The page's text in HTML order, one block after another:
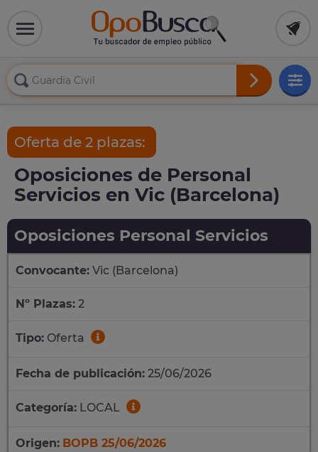
Oferta de 2 plazas:
Oposiciones de Personal
Servicios en Vic (Barcelona)
Oposiciones Personal Servicios
Convocante: Vic (Barcelona)
Nº Plazas: 2
Tipo: Oferta
Fecha de publicación: 25/06/2026
Categoría: LOCAL
Origen: BOPB 25/06/2026